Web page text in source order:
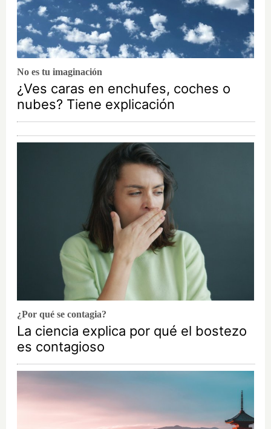
No es tu imaginación
¿Ves caras en enchufes, coches o
nubes? Tiene explicación
¿Por qué se contagia?
La ciencia explica por qué el bostezo
es contagioso